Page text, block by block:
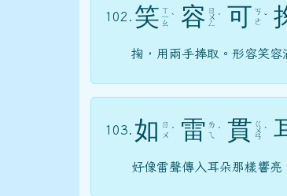
102. 笑 ㄒ
ㄧ
ㄠ
ˋ 容 ㄖ
ㄨ
ㄥ
ˊ 可 ㄎ
ㄜ ˇ
掬，用兩手捧取。形容笑容
103. 如 ㄖ
ㄨ ˊ 雷 ㄌ
ㄟ
ˊ 貫 ㄍ
ㄨ
ㄢ
ˋ
好像雷聲傳入耳朵那樣響亮